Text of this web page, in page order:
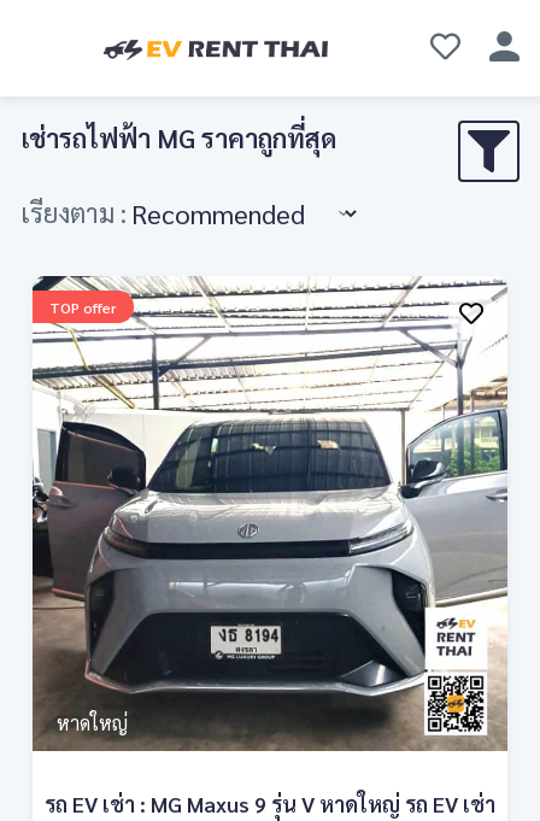
เช่ารถไฟฟ้า MG ราคาถูกที่สุด
เรียงตาม :
TOP offer
หาดใหญ่
รถ EV เช่า : MG Maxus 9 รุ่น V หาดใหญ่ รถ EV เช่า